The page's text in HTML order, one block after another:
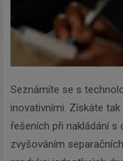
Seznámíte se s
inovativními. Získáte
řešeních při nakládání
zvyšováním